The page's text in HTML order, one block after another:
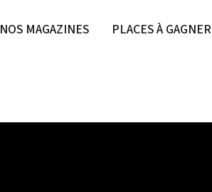
NOS MAGAZINES PLACES À GAGNER